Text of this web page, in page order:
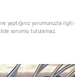
yaptığınız yorumunuzla
sorumlu tutulamaz.